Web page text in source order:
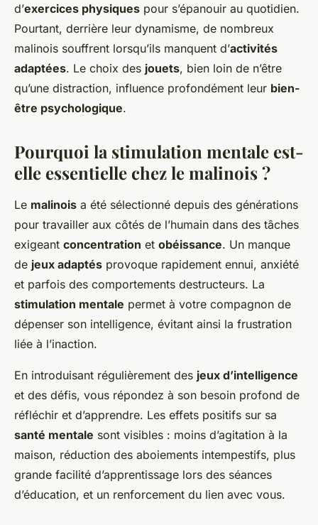
d’exercices physiques pour s’épanouir au quotidien.
Pourtant, derrière leur dynamisme, de nombreux
malinois souffrent lorsqu’ils manquent d’activités
adaptées. Le choix des jouets, bien loin de n’être
qu’une distraction, influence profondément leur bien-
être psychologique.
Pourquoi la stimulation mentale est-
elle essentielle chez le malinois ?
Le malinois a été sélectionné depuis des générations
pour travailler aux côtés de l’humain dans des tâches
exigeant concentration et obéissance. Un manque
de jeux adaptés provoque rapidement ennui, anxiété
et parfois des comportements destructeurs. La
stimulation mentale permet à votre compagnon de
dépenser son intelligence, évitant ainsi la frustration
liée à l’inaction.
En introduisant régulièrement des jeux d’intelligence
et des défis, vous répondez à son besoin profond de
réfléchir et d’apprendre. Les effets positifs sur sa
santé mentale sont visibles : moins d’agitation à la
maison, réduction des aboiements intempestifs, plus
grande facilité d’apprentissage lors des séances
d’éducation, et un renforcement du lien avec vous.